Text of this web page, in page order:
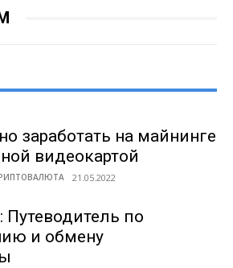
заработать на майнинге
видеокартой
по
и обмену